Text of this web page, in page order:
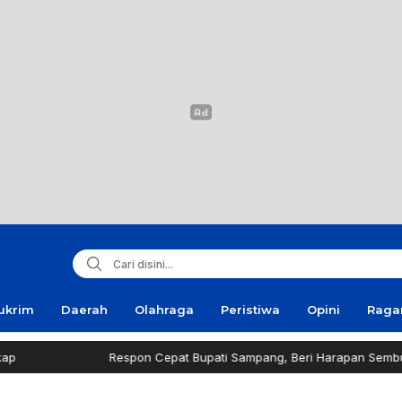
Daerah Olahraga Peristiwa Opini
Respon Cepat Bupati Sampang, Beri Harapan Sembuh